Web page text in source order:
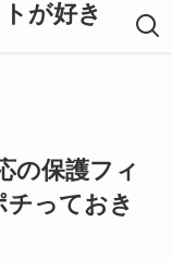
が好き
の保護フィ
っておき